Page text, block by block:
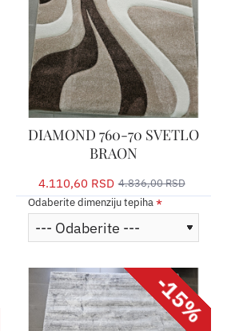
DIAMOND 760-70 SVETLO
BRAON
4.110,60 RSD 4.836,00 RSD
Odaberite dimenziju tepiha
-15%